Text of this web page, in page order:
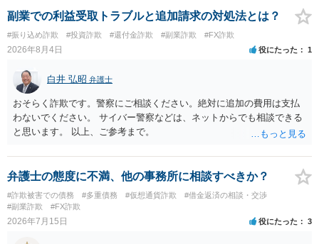
かのアドバイスを受けられることをお勧めします。しつこいようであ
れば、弁護士へ依頼して警告してもらうことも必要になるかもしれま
せん。
副業での利益受取トラブルと追加請求の対処法とは？
#振り込め詐欺 #投資詐欺 #還付金詐欺 #副業詐欺 #FX詐欺
2026年8月4日 役にたった 1
白井 弘昭 弁護士
おそらく詐欺です。警察にご相談ください。絶対に追加の費用は支払
わないでください。 サイバー警察などは、ネットからでも相談できる
と思います。 以上、ご参考まで。
弁護士の態度に不満、他の事務所に相談すべきか？
#詐欺被害での債務 #多重債務 #仮想通貨詐欺
#借金返済の相談・交渉
#副業詐欺
#FX詐欺
2026年7月15日 役にたった 3